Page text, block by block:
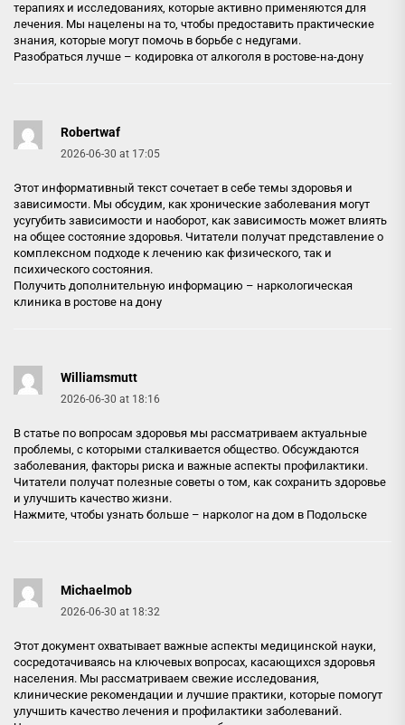
терапиях и исследованиях, которые активно применяются для
лечения. Мы нацелены на то, чтобы предоставить практические
знания, которые могут помочь в борьбе с недугами.
Разобраться лучше – кодировка от алкоголя в ростове-на-дону
Robertwaf
2026-06-30 at 17:05
Этот информативный текст сочетает в себе темы здоровья и
зависимости. Мы обсудим, как хронические заболевания могут
усугубить зависимости и наоборот, как зависимость может влиять
на общее состояние здоровья. Читатели получат представление о
комплексном подходе к лечению как физического, так и
психического состояния.
Получить дополнительную информацию – наркологическая
клиника в ростове на дону
Williamsmutt
2026-06-30 at 18:16
В статье по вопросам здоровья мы рассматриваем актуальные
проблемы, с которыми сталкивается общество. Обсуждаются
заболевания, факторы риска и важные аспекты профилактики.
Читатели получат полезные советы о том, как сохранить здоровье
и улучшить качество жизни.
Нажмите, чтобы узнать больше – нарколог на дом в Подольске
Michaelmob
2026-06-30 at 18:32
Этот документ охватывает важные аспекты медицинской науки,
сосредотачиваясь на ключевых вопросах, касающихся здоровья
населения. Мы рассматриваем свежие исследования,
клинические рекомендации и лучшие практики, которые помогут
улучшить качество лечения и профилактики заболеваний.